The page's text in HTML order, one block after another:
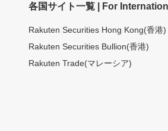
各国サイト一覧 | For
Rakuten Securities Hong Kong(香港)
Rakuten Securities Bullion(香港)
Rakuten Trade(マレーシア)